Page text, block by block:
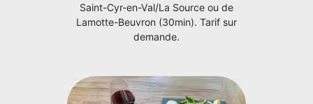
Saint-Cyr-en-Val/La Source ou de
Lamotte-Beuvron (30min). Tarif sur
demande.